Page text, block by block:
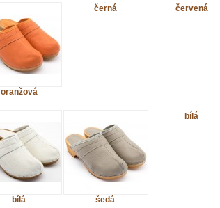
oranžová
černá červená
bílá šedá
bílá